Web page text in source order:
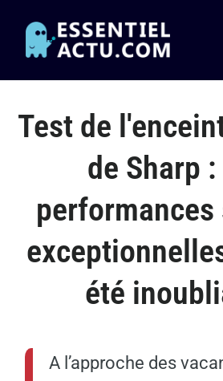
Test de
de Sharp :
performances
été
A l’approche des